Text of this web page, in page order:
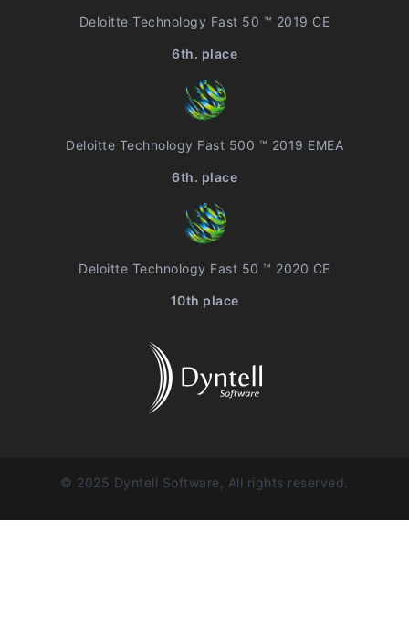
Deloitte Technology Fast 50 ™ 2019 CE
6th. place
Deloitte Technology Fast 500 ™ 2019 EMEA
6th. place
Deloitte Technology Fast 50 ™ 2020 CE
10th place
© 2025 Dyntell Software, All rights reserved.